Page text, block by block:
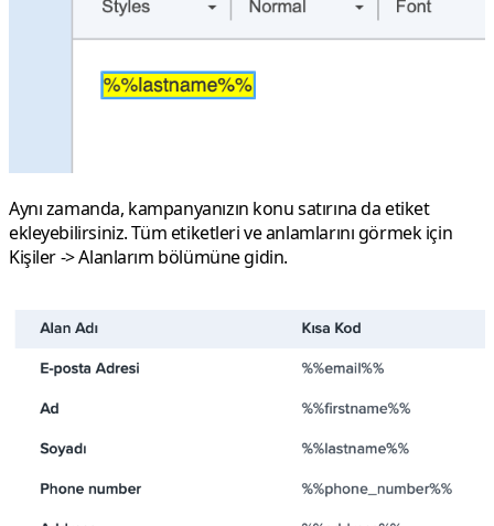
Aynı zamanda, kampanyanızın konu satırına da etiket
ekleyebilirsiniz. Tüm etiketleri ve anlamlarını görmek için
Kişiler -> Alanlarım bölümüne gidin.